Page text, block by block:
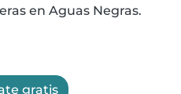
en Aguas Negras.
gratis